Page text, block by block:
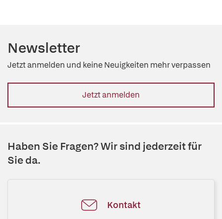
Newsletter
Jetzt anmelden und keine Neuigkeiten mehr verpassen
Jetzt anmelden
Haben Sie Fragen? Wir sind jederzeit für
Sie da.
Kontakt